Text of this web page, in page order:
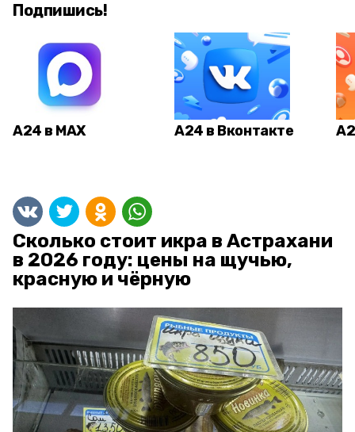
Подпишись!
А24 в MAX А24 в Вконтакте
Сколько стоит икра в Астрахани
в 2026 году: цены на щучью,
красную и чёрную